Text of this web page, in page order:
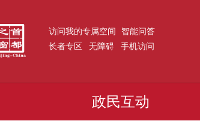
访问我的专属空间
智能问答
长者专区
无障碍 手机访问
政民互动